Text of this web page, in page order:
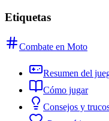
Etiquetas
Combate en Moto
Resumen del
Cómo jugar
Consejos y